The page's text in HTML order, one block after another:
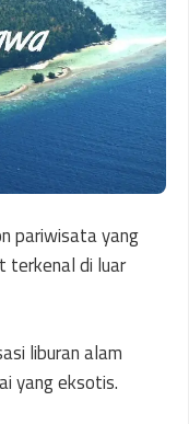
pariwisata yang
terkenal di luar
liburan alam
yang eksotis.